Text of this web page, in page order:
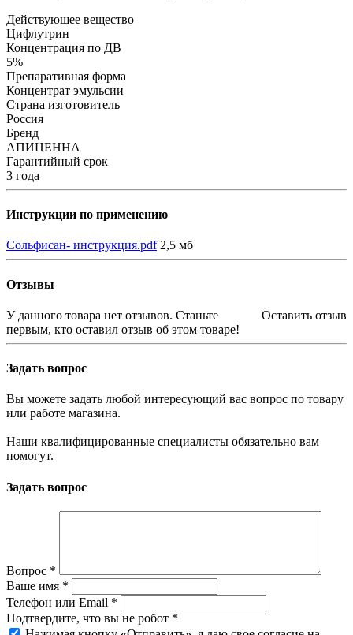
Действующее вещество
Цифлутрин
Концентрация по ДВ
5%
Препаративная форма
Концентрат эмульсии
Страна изготовитель
Россия
Бренд
АПИЦЕННА
Гарантийный срок
3 года
Инструкции по применению
Сольфисан- инструкция.pdf 2,5 мб
Отзывы
Оставить отзыв
У данного товара нет отзывов. Станьте
первым, кто оставил отзыв об этом товаре!
Задать вопрос
Вы можете задать любой интересующий вас вопрос по товару
или работе магазина.
Наши квалифицированные специалисты обязательно вам
помогут.
Задать вопрос
Вопрос *
Ваше имя *
Телефон или Email *
Подтвердите, что вы не робот *